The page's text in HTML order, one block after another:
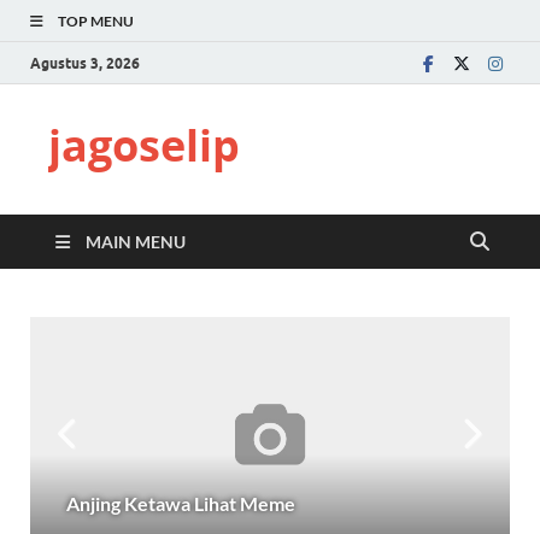
TOP MENU
Agustus 3, 2026
jagoselip
MAIN MENU
Anjing Ketawa Lihat Meme